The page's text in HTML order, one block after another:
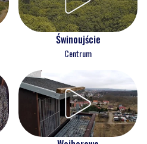
Świnoujście
Centrum